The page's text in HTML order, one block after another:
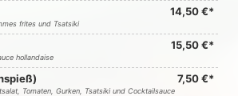
14,50 €*
frites und Tsatsiki
15,50 €*
hollandaise
7,50 €*
Tomaten, Gurken, Tsatsiki und Cocktailsauce